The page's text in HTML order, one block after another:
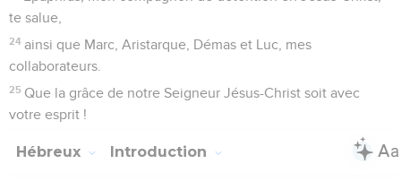
te salue,
24 ainsi que Marc, Aristarque, Démas et Luc, mes
collaborateurs.
25 Que la grâce de notre Seigneur Jésus-Christ soit avec
votre esprit !
Hébreux Introduction